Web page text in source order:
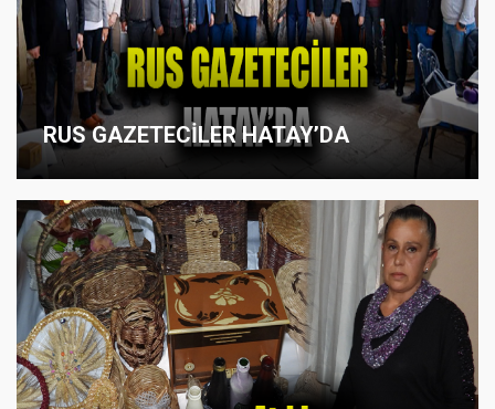
RUS GAZETECİLER HATAY’DA